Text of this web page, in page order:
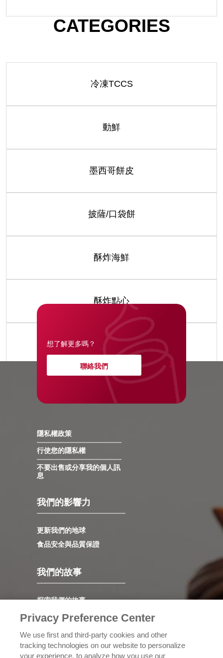
CATEGORIES
冷凍TCCS
動鮮
墨西哥餅皮
披薩/口袋餅
酥炸海鮮
酥炸點心
醬包/湯品
我們的故事
探索我們的故事
領導力
發展歷程
認識理奇
我們的影響力
更新我們的地球
食品安全與品質保證
隱私權政策
行使您的隱私權
不要出售或分享我的個人訊
息
想了解更多嗎？
聯絡我們
Privacy Preference Center
We use first and third-party cookies and other
tracking technologies on our website to personalize
your experience, to analyze how you use our